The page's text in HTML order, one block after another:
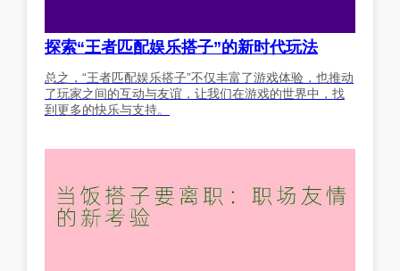
探索“王者匹配娱乐搭子”的新时代玩法
总之，“王者匹配娱乐搭子”不仅丰富了游戏体验，也推动
了玩家之间的互动与友谊，让我们在游戏的世界中，找
到更多的快乐与支持。